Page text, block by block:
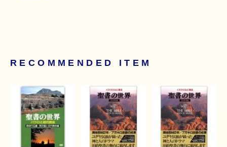
RECOMMENDED ITEM